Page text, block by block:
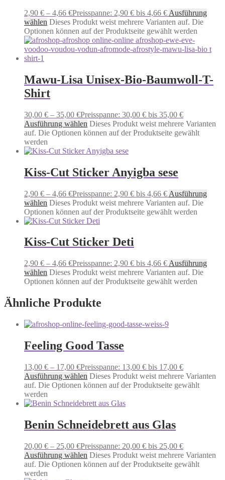
2,90 € – 4,66 €Preisspanne: 2,90 € bis 4,66 € Ausführung
wählen Dieses Produkt weist mehrere Varianten auf. Die
Optionen können auf der Produktseite gewählt werden
Mawu-Lisa Unisex-Bio-Baumwoll-T-
Shirt
30,00 € – 35,00 €Preisspanne: 30,00 € bis 35,00 €
Ausführung wählen Dieses Produkt weist mehrere Varianten
auf. Die Optionen können auf der Produktseite gewählt
werden
Kiss-Cut Sticker Anyigba sese
2,90 € – 4,66 €Preisspanne: 2,90 € bis 4,66 € Ausführung
wählen Dieses Produkt weist mehrere Varianten auf. Die
Optionen können auf der Produktseite gewählt werden
Kiss-Cut Sticker Deti
2,90 € – 4,66 €Preisspanne: 2,90 € bis 4,66 € Ausführung
wählen Dieses Produkt weist mehrere Varianten auf. Die
Optionen können auf der Produktseite gewählt werden
Ähnliche Produkte
Feeling Good Tasse
13,00 € – 17,00 €Preisspanne: 13,00 € bis 17,00 €
Ausführung wählen Dieses Produkt weist mehrere Varianten
auf. Die Optionen können auf der Produktseite gewählt
werden
Benin Schneidebrett aus Glas
20,00 € – 25,00 €Preisspanne: 20,00 € bis 25,00 €
Ausführung wählen Dieses Produkt weist mehrere Varianten
auf. Die Optionen können auf der Produktseite gewählt
werden